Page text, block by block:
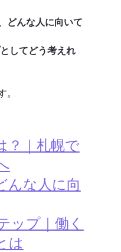
どんな人に向いて
してどう考えれ
？ ｜札幌で
んな人に向
ップ｜働く
は